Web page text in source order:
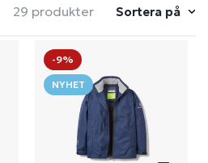
29 produkter Sortera på
-9%
NYHET